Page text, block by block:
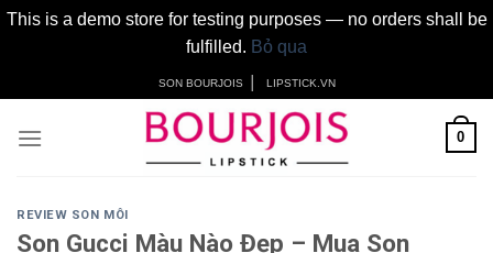
This is a demo store for testing purposes — no orders shall be
fulfilled. Bỏ qua
content
SON BOURJOIS LIPSTICK.VN
0
REVIEW SON MÔI
Son Gucci Màu Nào Đẹp – Mua Son